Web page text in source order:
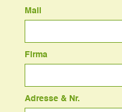
Mail
Firma
Adresse & Nr.